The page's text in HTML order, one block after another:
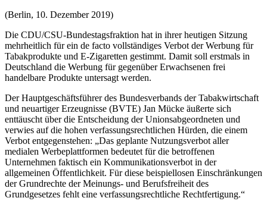
(Berlin, 10. Dezember 2019)
Die CDU/CSU-Bundestagsfraktion hat in ihrer heutigen Sitzung
mehrheitlich für ein de facto vollständiges Verbot der Werbung für
Tabakprodukte und E-Zigaretten gestimmt. Damit soll erstmals in
Deutschland die Werbung für gegenüber Erwachsenen frei
handelbare Produkte untersagt werden.
Der Hauptgeschäftsführer des Bundesverbands der Tabakwirtschaft
und neuartiger Erzeugnisse (BVTE) Jan Mücke äußerte sich
enttäuscht über die Entscheidung der Unionsabgeordneten und
verwies auf die hohen verfassungsrechtlichen Hürden, die einem
Verbot entgegenstehen: „Das geplante Nutzungsverbot aller
medialen Werbeplattformen bedeutet für die betroffenen
Unternehmen faktisch ein Kommunikationsverbot in der
allgemeinen Öffentlichkeit. Für diese beispiellosen Einschränkungen
der Grundrechte der Meinungs- und Berufsfreiheit des
Grundgesetzes fehlt eine verfassungsrechtliche Rechtfertigung.“